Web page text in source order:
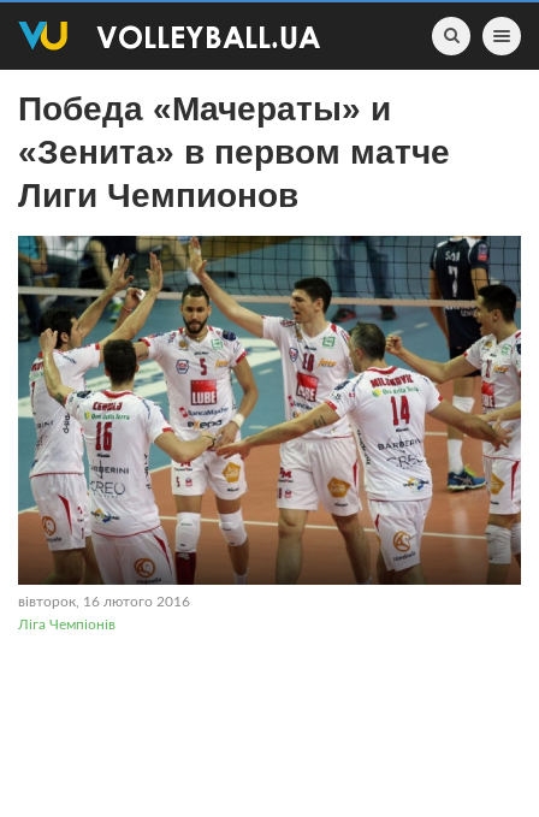
Toggle
Победа «Мачераты» и
«Зенита» в первом матче
Лиги Чемпионов
вівторок, 16 лютого 2016
Ліга Чемпіонів